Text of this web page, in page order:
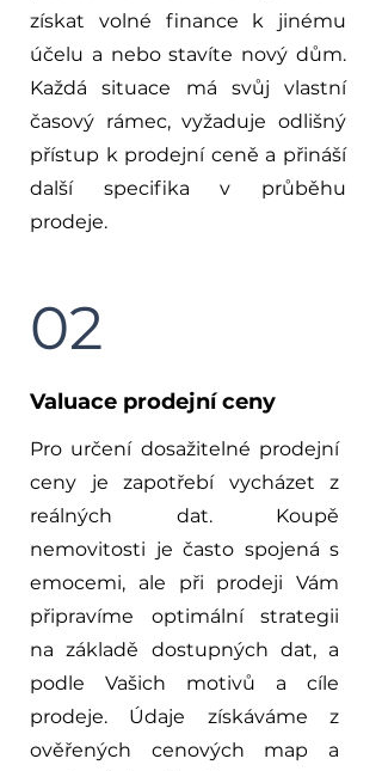
získat volné finance k jinému
účelu a nebo stavíte nový dům.
Každá situace má svůj vlastní
časový rámec, vyžaduje odlišný
přístup k prodejní ceně a přináší
další specifika v průběhu
prodeje.
02
Valuace prodejní ceny
Pro určení dosažitelné prodejní
ceny je zapotřebí vycházet z
reálných dat. Koupě
nemovitosti je často spojená s
emocemi, ale při prodeji Vám
připravíme optimální strategii
na základě dostupných dat, a
podle Vašich motivů a cíle
prodeje. Údaje získáváme z
ověřených cenových map a